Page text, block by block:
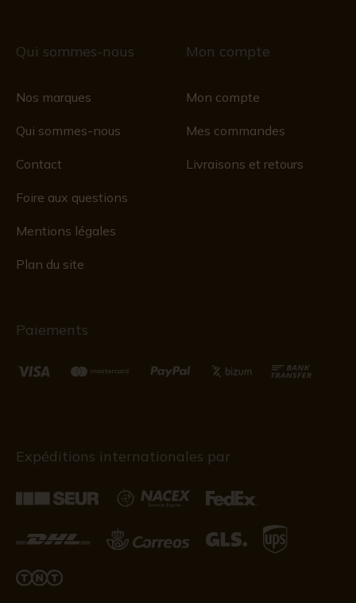
Qui sommes-nous
Nos marques
Qui sommes-nous
Contact
Foire aux questions
Mentions légales
Plan du site
Mon compte
Mon compte
Mes commandes
Livraisons et retours
Paiements
Expéditions internationales par